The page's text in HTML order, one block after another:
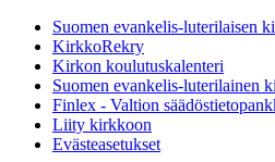
Suomen evankelis-luterilaisen
KirkkoRekry
Kirkon koulutuskalenteri
Suomen evankelis-luterilainen
Finlex - Valtion
Liity kirkkoon
Evästeasetukset